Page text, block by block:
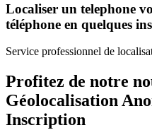
Localiser un telephone
téléphone en quelques
Service professionnel de
Profitez de notre
Géolocalisation
Inscription